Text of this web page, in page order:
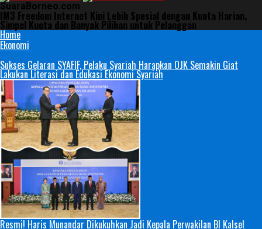
SuaraBorneo.com
IM3 Freedom Internet Kini Lebih Spesial dengan Kuota Harian,
Simpel Kuota dan Banyak Pilihan untuk Pelanggan
Home
Ekonomi
Sukses Gelaran SYAFIF, Pelaku Syariah Harapkan OJK Semakin Giat
Lakukan Literasi dan Edukasi Ekonomi Syariah
Resmi! Haris Munandar Dikukuhkan Jadi Kepala Perwakilan BI Kalsel